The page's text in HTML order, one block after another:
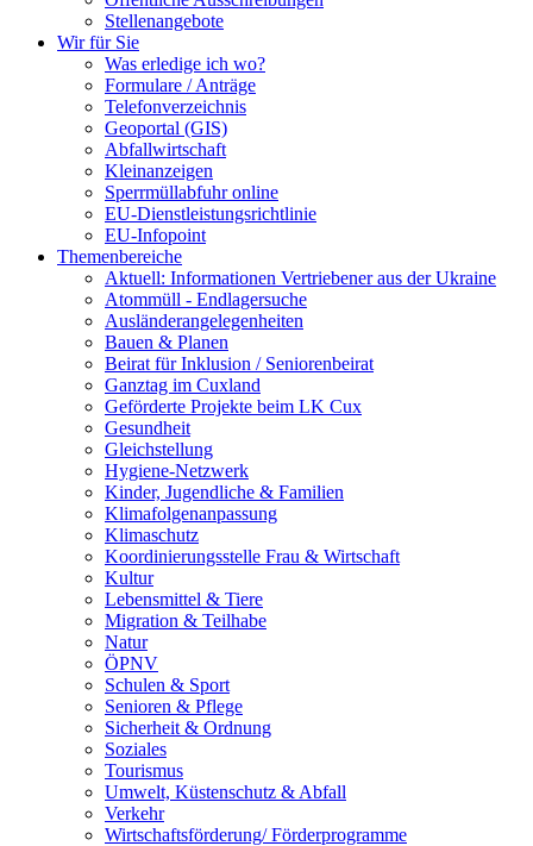
Stellenangebote
Wir für Sie
Was erledige ich wo?
Formulare / Anträge
Telefonverzeichnis
Geoportal (GIS)
Abfallwirtschaft
Kleinanzeigen
Sperrmüllabfuhr online
EU-Dienstleistungsrichtlinie
EU-Infopoint
Themenbereiche
Aktuell: Informationen Vertriebener aus der Ukraine
Atommüll - Endlagersuche
Ausländerangelegenheiten
Bauen & Planen
Beirat für Inklusion / Seniorenbeirat
Ganztag im Cuxland
Geförderte Projekte beim LK Cux
Gesundheit
Gleichstellung
Hygiene-Netzwerk
Kinder, Jugendliche & Familien
Klimafolgenanpassung
Klimaschutz
Koordinierungsstelle Frau & Wirtschaft
Kultur
Lebensmittel & Tiere
Migration & Teilhabe
Natur
ÖPNV
Schulen & Sport
Senioren & Pflege
Sicherheit & Ordnung
Soziales
Tourismus
Umwelt, Küstenschutz & Abfall
Verkehr
Wirtschaftsförderung/ Förderprogramme